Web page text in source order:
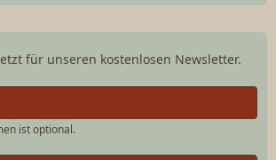
für unseren kostenlosen Newsletter.
ist optional.